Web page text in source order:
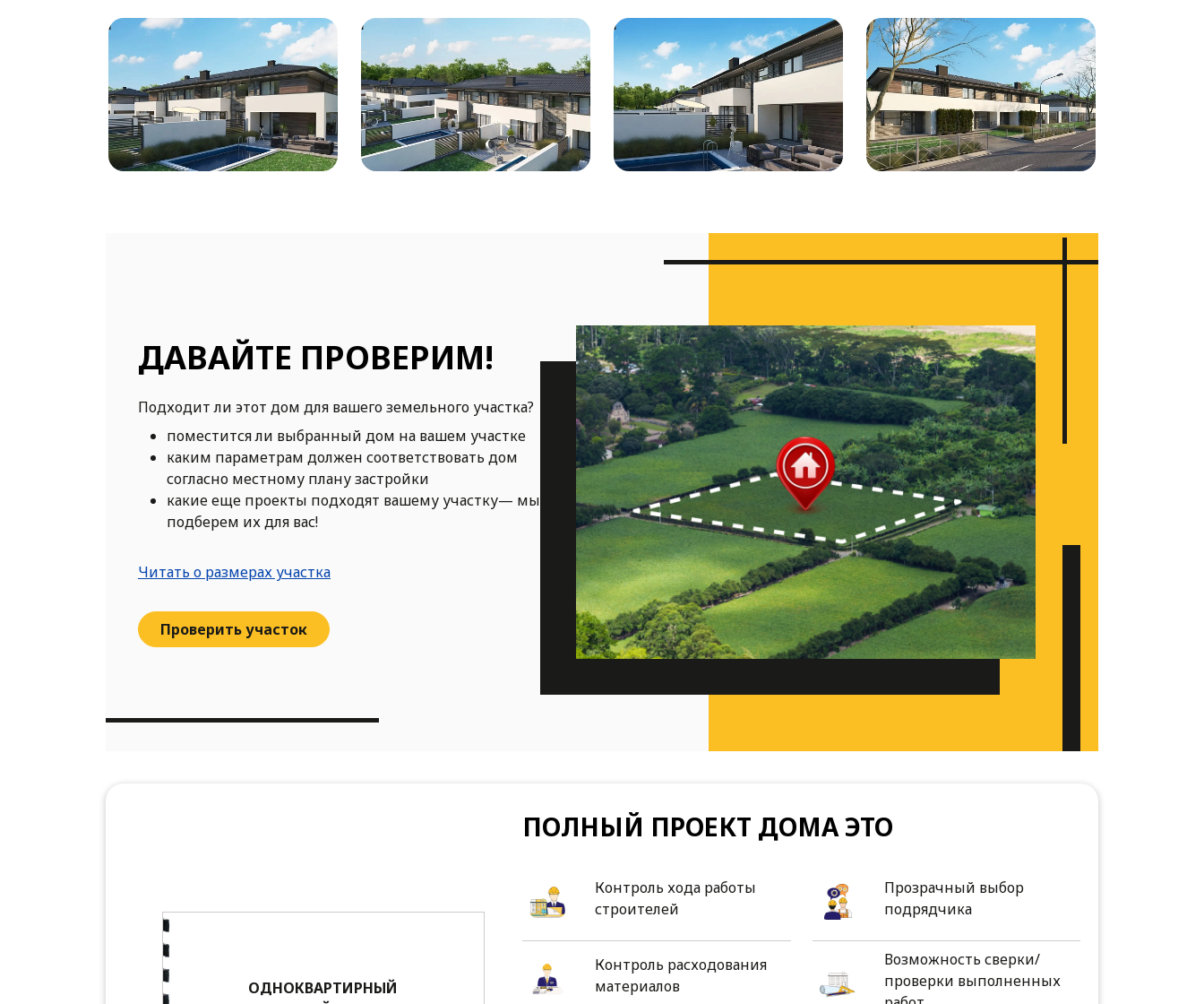
ДАВАЙТЕ ПРОВЕРИМ!
Подходит ли этот дом для вашего земельного участка?
поместится ли выбранный дом на вашем участке
каким параметрам должен соответствовать дом
согласно местному плану застройки
какие еще проекты подходят вашему участку— мы
подберем их для вас!
Читать о размерах участка
Проверить участок
ОДНОКВАРТИРНЫЙ
ПОЛНЫЙ ПРОЕКТ ДОМА ЭТО
Контроль хода работы
строителей
Прозрачный выбор
подрядчика
Контроль расходования
материалов
Возможность сверки/
проверки выполненных